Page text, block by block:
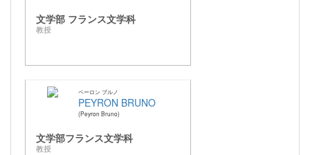
文学部 フランス文学科
教授
ペーロン ブルノ
PEYRON BRUNO
Peyron Bruno
文学部フランス文学科
教授